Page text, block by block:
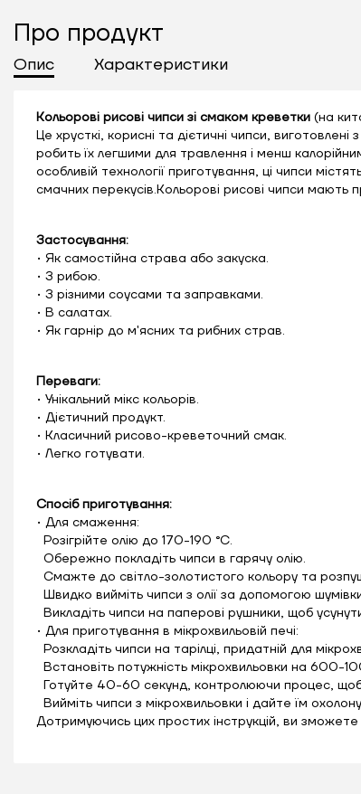
Про продукт
Опис Характеристики
Кольорові рисові чипси зі смаком креветки (на
Це хрусткі, корисні та дієтичні чипси,
робить їх легшими для травлення і менш
особливій технології приготування, ці чипси
смачних перекусів.Кольорові рисові чипси
Застосування:
• Як самостійна страва або закуска.
• З рибою.
• З різними соусами та заправками.
• В салатах.
• Як гарнір до м'ясних та рибних страв.
Переваги:
• Унікальний мікс кольорів.
• Дієтичний продукт.
• Класичний рисово-креветочний смак.
• Легко готувати.
Спосіб приготування:
• Для смаження:
Розігрійте олію до 170-190 °C.
Обережно покладіть чипси в гарячу олію.
Смажте до світло-золотистого кольору та
Швидко вийміть чипси з олії за допомогою
Викладіть чипси на паперові рушники, щоб
• Для приготування в мікрохвильовій печі:
Розкладіть чипси на тарілці, придатній для
Встановіть потужність мікрохвильовки на 600-
Готуйте 40-60 секунд, контролюючи процес, щоб
Вийміть чипси з мікрохвильовки і дайте їм
Дотримуючись цих простих інструкцій, ви